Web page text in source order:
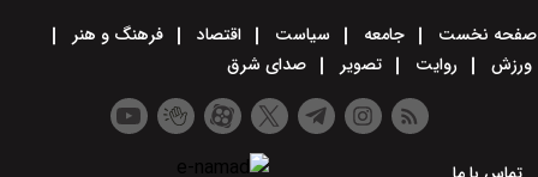
صفحه نخست جامعه سیاست اقتصاد
فرهنگ و هنر
ورزش
روایت تصویر صدای شرق